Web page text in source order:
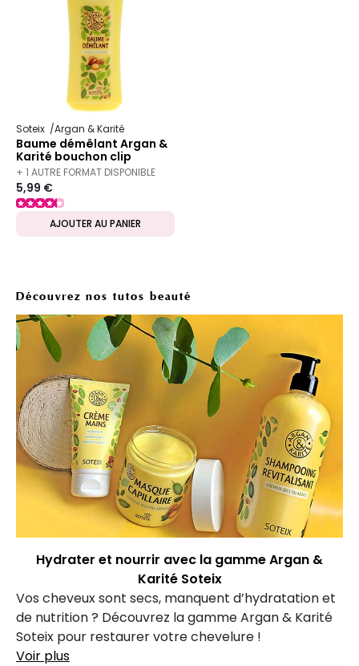
Soteix Argan & Karité
Baume démêlant Argan &
Karité bouchon clip
+ 1 AUTRE FORMAT DISPONIBLE
5,99 €
AJOUTER AU PANIER
Découvrez nos tutos beauté
Hydrater et nourrir avec la gamme Argan &
Karité Soteix
Vos cheveux sont secs, manquent d’hydratation et
de nutrition ? Découvrez la gamme Argan & Karité
Soteix pour restaurer votre chevelure !
Voir plus